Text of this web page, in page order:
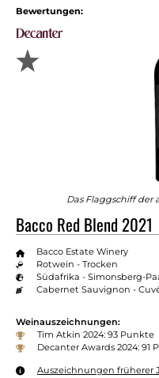
Bewertungen:
Das Flaggschiff
Bacco Red Blend 2021
Bacco Estate Winery
Rotwein - Trocken
Südafrika - Simonsberg-
Cabernet Sauvignon -
Weinauszeichnungen:
Tim Atkin 2024: 93 Punkte
Decanter Awards 2024: 91
Auszeichnungen früherer